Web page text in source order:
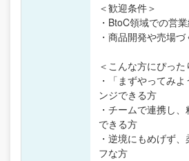
＜歓迎条件＞
・BtoC領域での営
・商品開発や売場
＜こんな方にぴった
・「まずやってみ
ンジできる方
・チームで連携し
できる方
・逆境にもめげず
フな方